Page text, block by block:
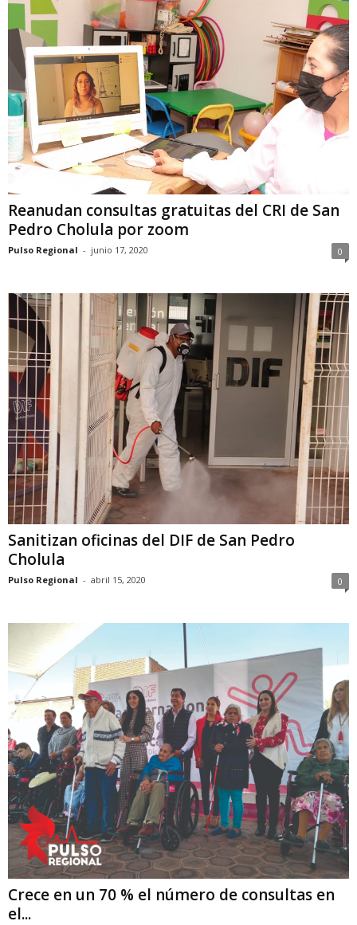
Reanudan consultas gratuitas del CRI de San
Pedro Cholula por zoom
Pulso Regional - junio 17, 2020 0
Sanitizan oficinas del DIF de San Pedro
Cholula
Pulso Regional - abril 15, 2020 0
Crece en un 70 % el número de consultas en
el...